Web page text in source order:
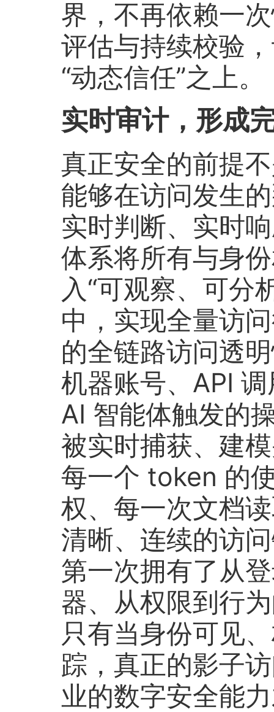
界，不再依赖一
评估与持续校验
“动态信任”之上。
实时审计，形成
真正安全的前提
能够在访问发生
实时判断、实时
体系将所有与身
入“可观察、可分
中，实现全量访
的全链路访问透
机器账号、API
AI 智能体触发的
被实时捕获、建
每一个 token 的
权、每一次文档
清晰、连续的访
第一次拥有了从
器、从权限到行
只有当身份可见
踪，真正的影子
业的数字安全能